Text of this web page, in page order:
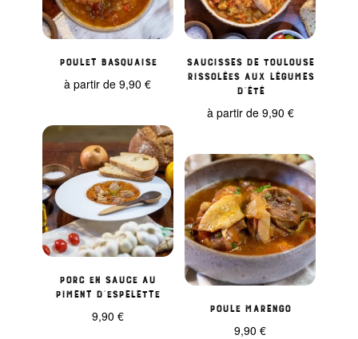
Poulet basquaise
à partir de9,90€
Saucisses de Toulouse
rissolées aux légumes
d’été
à partir de 9,90 €
Porc en sauce au
piment d’Espelette
9,90 €
Poule marengo
9,90€